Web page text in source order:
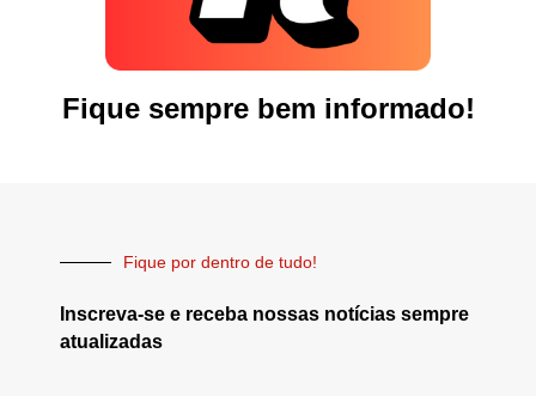
Fique sempre bem informado!
Fique por dentro de tudo!
Inscreva-se e receba nossas notícias sempre
atualizadas